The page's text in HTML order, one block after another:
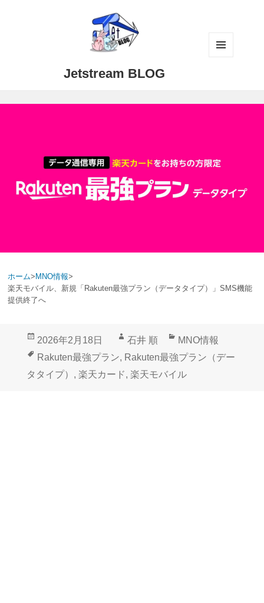
Jetstream BLOG
ホーム> MNO情報>
楽天モバイル、新規「Rakuten最強プラン（データタイプ）」SMS機能
提供終了へ
投
稿
日:
2026年2月18日
作
成
者
石井 順
カ
テ
ゴ
MNO情報
タ
グ
Rakuten最強プラン, Rakuten最強プラン（デー
タタイプ） , 楽天カード, 楽天モバイル